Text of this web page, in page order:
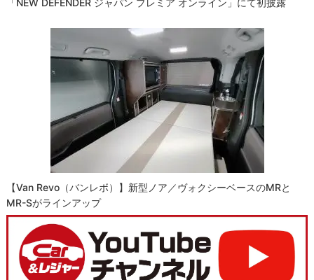
【Van Revo（バンレボ）】新型ノア／ヴォクシーベースのMRと
MR-Sがラインアップ